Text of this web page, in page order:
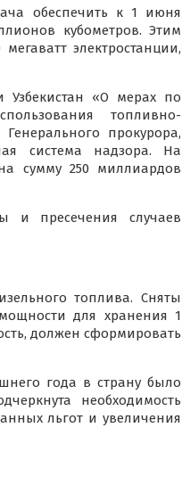
обеспечить к 1 июня
кубометров. Этим
электростанции,
Узбекистан «О мерах по
топливно-
прокурора,
система надзора. На
сумму 250 миллиардов
и пресечения случаев
топлива. Сняты
для хранения 1
должен сформировать
года в страну было
необходимость
льгот и увеличения